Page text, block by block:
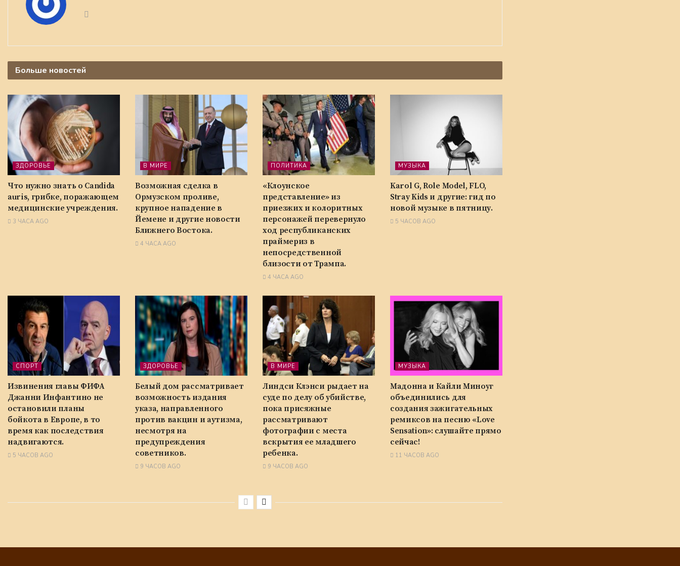
Больше новостей
ЗДОРОВЬЕ
Что нужно знать о Candida
auris, грибке, поражающем
медицинские учреждения.
3 ЧАСА AGO
В МИРЕ
Возможная сделка в
Ормузском проливе,
крупное нападение в
Йемене и другие новости
Ближнего Востока.
4 ЧАСА AGO
ПОЛИТИКА
«Клоунское
представление» из
приезжих и колоритных
персонажей перевернуло
ход республиканских
праймериз в
непосредственной
близости от Трампа.
4 ЧАСА AGO
МУЗЫКА
Karol G, Role Model, FLO,
Stray Kids и другие: гид по
новой музыке в пятницу.
5 ЧАСОВ AGO
СПОРТ
Извинения главы ФИФА
Джанни Инфантино не
остановили планы
бойкота в Европе, в то
время как последствия
надвигаются.
5 ЧАСОВ AGO
ЗДОРОВЬЕ
Белый дом рассматривает
возможность издания
указа, направленного
против вакцин и аутизма,
несмотря на
предупреждения
советников.
9 ЧАСОВ AGO
В МИРЕ
Линдси Клэнси рыдает на
суде по делу об убийстве,
пока присяжные
рассматривают
фотографии с места
вскрытия ее младшего
ребенка.
9 ЧАСОВ AGO
МУЗЫКА
Мадонна и Кайли Миноуг
объединились для
создания зажигательных
ремиксов на песню «Love
Sensation»: слушайте прямо
сейчас!
11 ЧАСОВ AGO